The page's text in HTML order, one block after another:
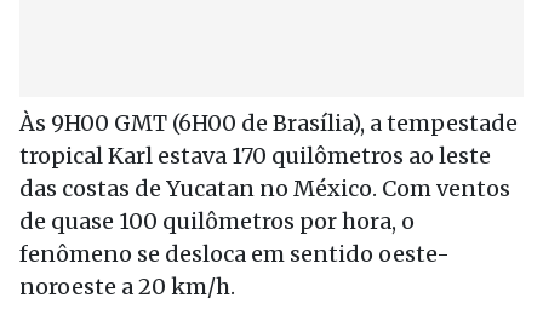
Às 9H00 GMT (6H00 de Brasília), a tempestade
tropical Karl estava 170 quilômetros ao leste
das costas de Yucatan no México. Com ventos
de quase 100 quilômetros por hora, o
fenômeno se desloca em sentido oeste-
noroeste a 20 km/h.